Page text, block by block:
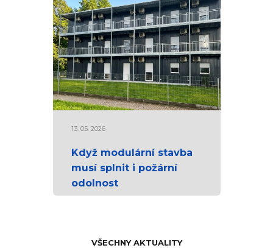
13. 05. 2026
Když modulární stavba
musí splnit i požární
odolnost
VŠECHNY AKTUALITY